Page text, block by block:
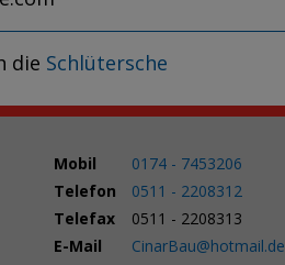
die Schlütersche
Mobil
0174 - 7453206
Telefon
0511 - 2208312
Telefax
0511 - 2208313
E-Mail
CinarBau@hotmail.de